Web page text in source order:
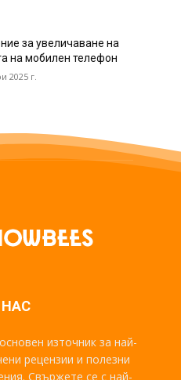
за увеличаване на
на мобилен телефон
2025 г.
НАС
източник за най-
рецензии и полезни
Свържете се с най-